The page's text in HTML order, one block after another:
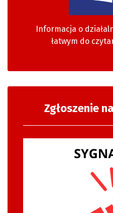
Informacja o
łatwym do
Zgłoszenie